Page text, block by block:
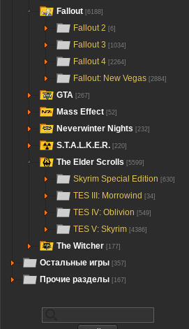
Fallout [6188]
Fallout 2 [6]
Fallout 3 [1034]
Fallout 4 [2264]
Fallout: New Vegas [2884]
GTA [267]
Mass Effect [52]
Neverwinter Nights [232]
S.T.A.L.K.E.R. [220]
The Elder Scrolls [5599]
Skyrim Special Edition [630]
TES III: Morrowind [34]
TES IV: Oblivion [549]
TES V: Skyrim [4386]
The Witcher [177]
Остальные игры [357]
Прочие разделы [167]